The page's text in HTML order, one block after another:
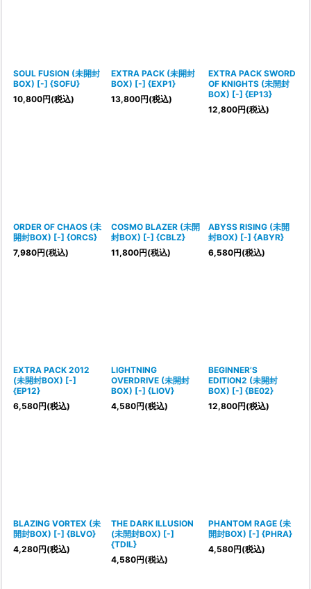
SOUL FUSION (未開封
BOX) [-] {SOFU}
10,800円(税込)
EXTRA PACK (未開封
BOX) [-] {EXP1}
13,800円(税込)
EXTRA PACK SWORD
OF KNIGHTS (未開封
BOX) [-] {EP13}
12,800円(税込)
ORDER OF CHAOS (未
開封BOX) [-] {ORCS}
7,980円(税込)
COSMO BLAZER (未開
封BOX) [-] {CBLZ}
11,800円(税込)
ABYSS RISING (未開
封BOX) [-] {ABYR}
6,580円(税込)
EXTRA PACK 2012
(未開封BOX) [-]
{EP12}
6,580円(税込)
LIGHTNING
OVERDRIVE (未開封
BOX) [-] {LIOV}
4,580円(税込)
BEGINNER’S
EDITION2 (未開封
BOX) [-] {BE02}
12,800円(税込)
BLAZING VORTEX (未
開封BOX) [-] {BLVO}
4,280円(税込)
THE DARK ILLUSION
(未開封BOX) [-]
{TDIL}
4,580円(税込)
PHANTOM RAGE (未
開封BOX) [-] {PHRA}
4,580円(税込)